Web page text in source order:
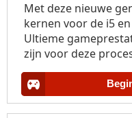
Met deze nieuwe
kernen voor de i5
Ultieme
zijn voor deze